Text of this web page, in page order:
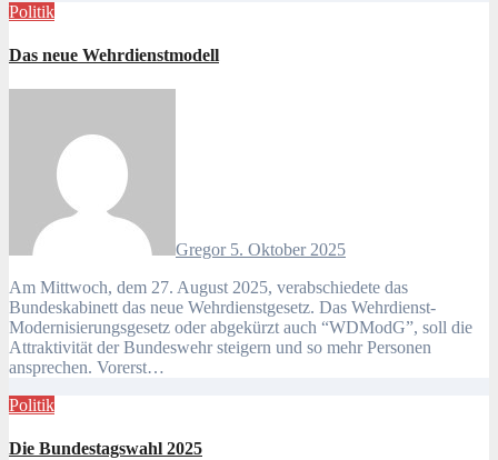
Politik
Das neue Wehrdienstmodell
Gregor 5. Oktober 2025
Am Mittwoch, dem 27. August 2025, verabschiedete das
Bundeskabinett das neue Wehrdienstgesetz. Das Wehrdienst-
Modernisierungsgesetz oder abgekürzt auch “WDModG”, soll die
Attraktivität der Bundeswehr steigern und so mehr Personen
ansprechen. Vorerst…
Politik
Die Bundestagswahl 2025